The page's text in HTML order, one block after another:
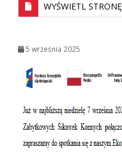
WYŚWIETL
5 września 2025